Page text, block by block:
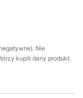
Nie
kupili dany produkt.